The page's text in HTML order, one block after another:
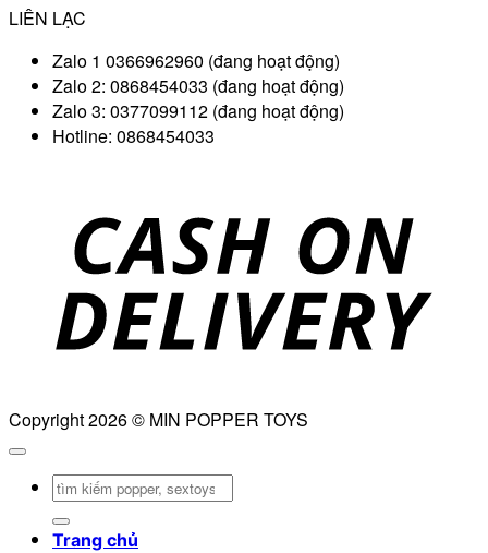
LIÊN LẠC
Zalo 1 0366962960 (đang hoạt động)
Zalo 2: 0868454033 (đang hoạt động)
Zalo 3: 0377099112 (đang hoạt động)
Hotline: 0868454033
Copyright 2026 © MIN POPPER TOYS
Tìm
Trang chủ